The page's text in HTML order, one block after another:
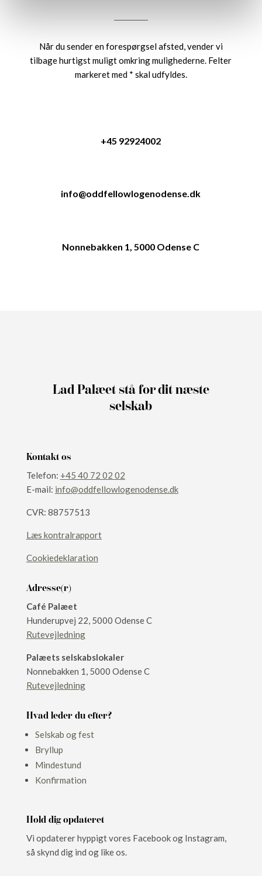
​Når du sender en forespørgsel afsted, vender vi
tilbage hurtigst muligt omkring mulighederne.​​​ Felter
markeret med * skal udfyldes.
+45 92924002
info@oddfellowlogenodense.dk
Nonnebakken 1, 5000 Odense C
Lad Palæet stå for dit næste
selskab
Kontakt os
​Telefon: +45 40 72 02 02
E-mail: info@oddfellowlogenodense.dk
CVR: 88757513​​​
Læs kontralrapport
Cookiedeklaration
Adresse(r)
Café Palæet
Hunderupvej 22,​ 5000 Odense C
Rutevejledning
Palæets selskabslokaler
Nonnebakken 1, 5000 Odense C
Rutevejledning
Hvad leder du efter?
Selskab og fest
Bryllup
Mindestund
Konfirmation
Hold dig opdateret
Vi opdaterer hyppigt vores Facebook og Instagram,
så skynd dig ind og like os.